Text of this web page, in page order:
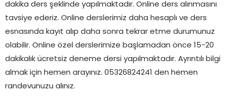
dakika ders şeklinde yapılmaktadır. Online ders alınmasını
tavsiye ederiz. Online derslerimiz daha hesaplı ve ders
esnasında kayıt alıp daha sonra tekrar etme durumunuz
olabilir. Online özel derslerimize başlamadan önce 15-20
dakikalık ücretsiz deneme dersi yapılmaktadır. Ayrıntılı bilgi
almak için hemen arayınız. 05326824241 den hemen
randevunuzu alınız.